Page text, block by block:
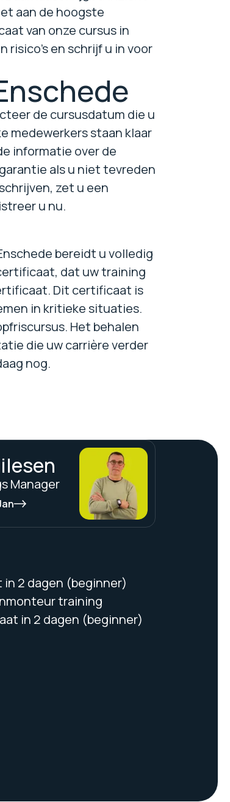
aan de hoogste
van onze cursus in
risico's en schrijf u in voor
de cursusdatum die u
medewerkers staan klaar
informatie over de
als u niet tevreden
zet u een
u nu.
bereidt u volledig
dat uw training
Dit certificaat is
in kritieke situaties.
Het behalen
die uw carrière verder
nog.
Manager
2 dagen (beginner)
training
in 2 dagen (beginner)